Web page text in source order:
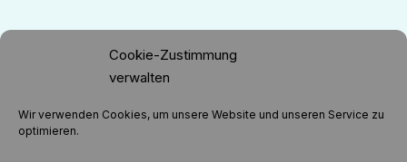
Cookie-Zustimmung
verwalten
Wir verwenden Cookies, um unsere Website und unseren Service zu
optimieren.
Kontaktiere mich
info(a)evanachbauer.com